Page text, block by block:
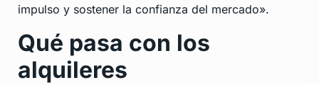
impulso y sostener la confianza del mercado».
Qué pasa con los
alquileres